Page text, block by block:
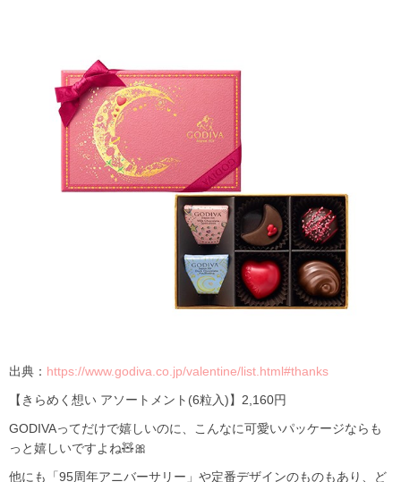
出典： https://www.godiva.co.jp/valentine/list.html#thanks
【きらめく想い アソートメント(6粒入)】2,160円
GODIVAってだけで嬉しいのに、こんなに可愛いパッケージならも
っと嬉しいですよね🧸🎀
他にも「95周年アニバーサリー」や定番デザインのものもあり、ど